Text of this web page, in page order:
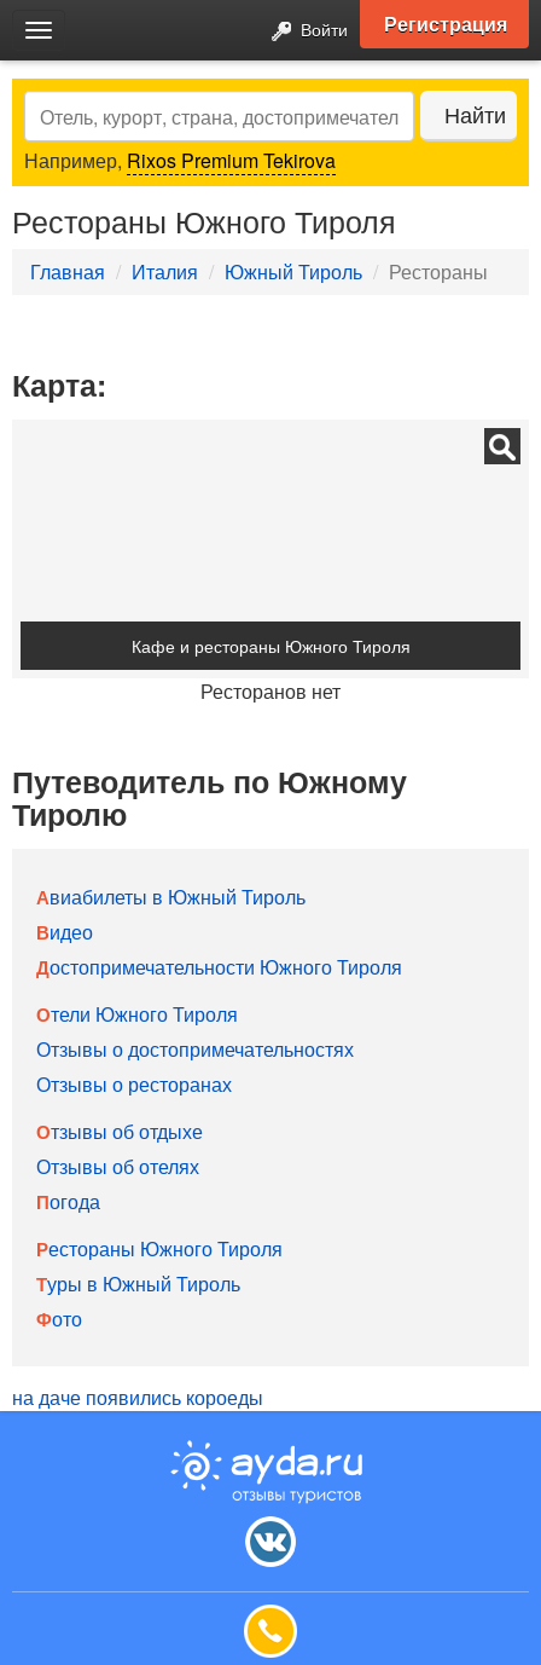
Toggle
navigation
Войти Регистрация
Search Найти
Например, Rixos Premium Tekirova
Рестораны Южного Тироля
Главная Италия Южный Тироль Рестораны
Карта:
Кафе и рестораны Южного Тироля
Ресторанов нет
Путеводитель по Южному
Тиролю
Авиабилеты в Южный Тироль
Видео
Достопримечательности Южного Тироля
Отели Южного Тироля
Отзывы о достопримечательностях
Отзывы о ресторанах
Отзывы об отдыхе
Отзывы об отелях
Погода
Рестораны Южного Тироля
Туры в Южный Тироль
Фото
на даче появились короеды